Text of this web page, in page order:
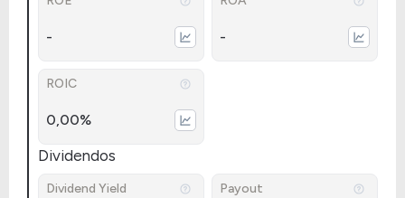
- -
ROIC
0,00%
Dividendos
Dividend Yield Payout